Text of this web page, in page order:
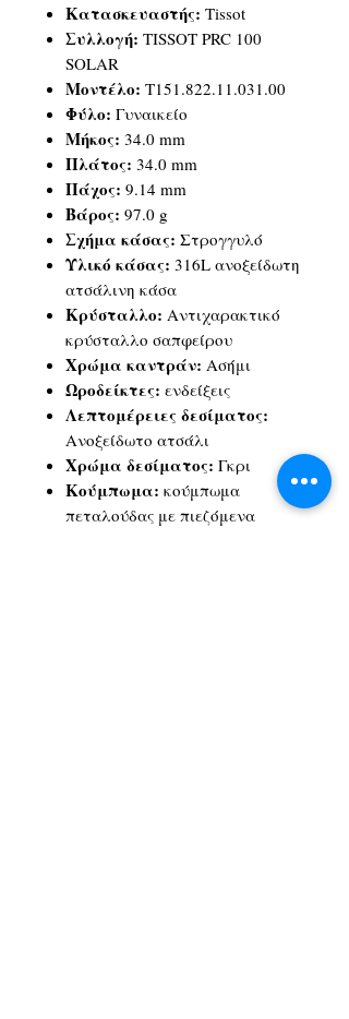
Κατασκευαστής: Tissot
Συλλογή: TISSOT PRC 100
SOLAR
Μοντέλο: T151.822.11.031.00
Φύλο: Γυναικείο
Μήκος: 34.0 mm
Πλάτος: 34.0 mm
Πάχος: 9.14 mm
Βάρος: 97.0 g
Σχήμα κάσας: Στρογγυλό
Υλικό κάσας: 316L ανοξείδωτη
ατσάλινη κάσα
Κρύσταλλο: Αντιχαρακτικό
κρύσταλλο σαπφείρου
Χρώμα καντράν: Ασήμι
Ωροδείκτες: ενδείξεις
Λεπτομέρειες δεσίματος:
Ανοξείδωτο ατσάλι
Χρώμα δεσίματος: Γκρι
Κούμπωμα: κούμπωμα
πεταλούδας με πιεζόμενα